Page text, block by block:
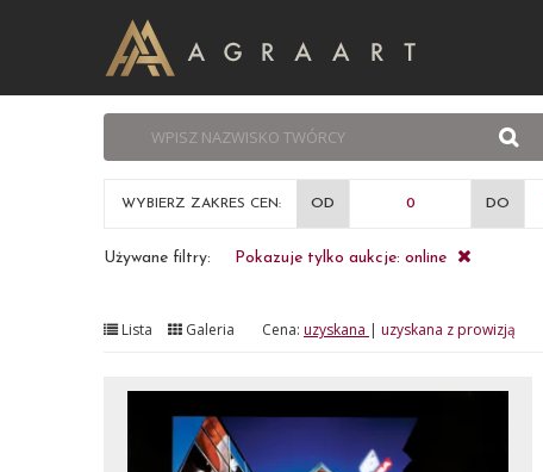
WYBIERZ ZAKRES CEN: OD DO
Używane filtry: Pokazuje tylko aukcje: online
Lista Galeria Cena: uzyskana | uzyskana z prowizją